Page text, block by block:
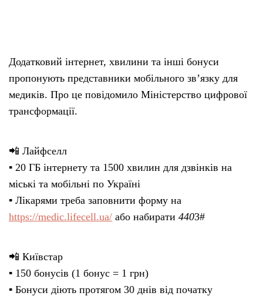
Додатковий інтернет, хвилини та інші бонуси
пропонують представники мобільного зв’язку для
медиків. Про це повідомило Міністерство цифрової
трансформації.
📲 Лайфселл
▪️ 20 ГБ інтернету та 1500 хвилин для дзвінків на
міські та мобільні по Україні
▪️ Лікарями треба заповнити форму на
https://medic.lifecell.ua/ або набирати 4403#
📲 Київстар
▪️ 150 бонусів (1 бонус = 1 грн)
▪️ Бонуси діють протягом 30 днів від початку